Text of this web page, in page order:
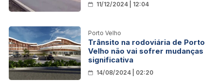
11/12/2024 | 12:04
Porto Velho
Trânsito na rodoviária de Porto
Velho não vai sofrer mudanças
significativa
14/08/2024 | 02:20